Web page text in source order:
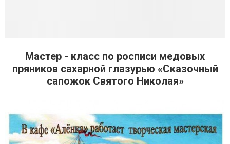
Мастер - класс по росписи медовых
пряников сахарной глазурью «Сказочный
сапожок Святого Николая»